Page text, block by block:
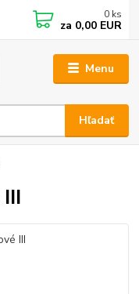
Menu
Hľadať
0 ks
za 0,00 EUR